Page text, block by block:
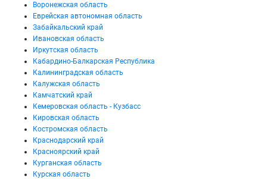
Воронежская область
Еврейская автономная область
Забайкальский край
Ивановская область
Иркутская область
Кабардино-Балкарская Республика
Калининградская область
Калужская область
Камчатский край
Кемеровская область - Кузбасс
Кировская область
Костромская область
Краснодарский край
Красноярский край
Курганская область
Курская область